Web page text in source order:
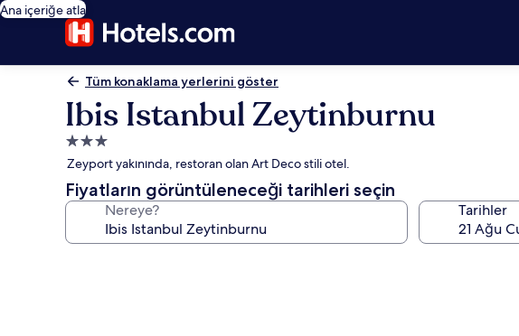
Ana içeriğe atla
Tüm konaklama yerlerini göster
Ibis Istanbul Zeytinburnu
3.0
yıldızlı
konaklama
yeri
Zeyport yakınında, restoran olan Art Deco stili otel.
Fiyatların görüntüleneceği tarihleri seçin
Nereye? Tarihler